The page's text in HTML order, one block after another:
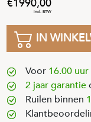
1990,00
IN
Voor 16.00
2 jaar garantie
Ruilen binnen